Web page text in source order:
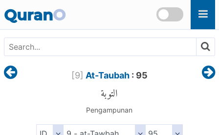
QuranO
[9] At-Taubah: 95
التوبة
Pengampunan